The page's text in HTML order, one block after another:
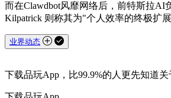
而在Clawdbot风靡网络后，前特斯拉AI
Kilpatrick 则称其为"个人效率的终极扩展
业界动态
下载品玩App，比99.9%的人更先知道